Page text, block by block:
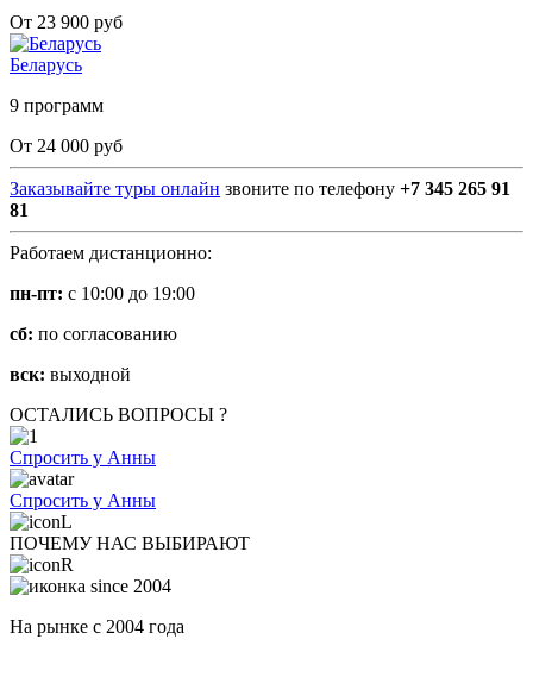
От 23 900 руб
Беларусь
9 программ
От 24 000 руб
Заказывайте туры онлайн звоните по телефону +7 345 265 91
81
Работаем дистанционно:
пн-пт: с 10:00 до 19:00
сб: по согласованию
вск: выходной
ОСТАЛИСЬ ВОПРОСЫ ?
Спросить у Анны
Спросить у Анны
ПОЧЕМУ НАС ВЫБИРАЮТ
На рынке с 2004 года